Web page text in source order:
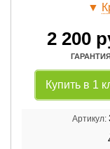
▼
2 200
Купить в 1
Артикул: